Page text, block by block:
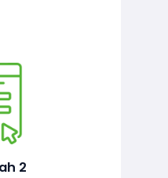
2
borang
pendaftaran
sistem.